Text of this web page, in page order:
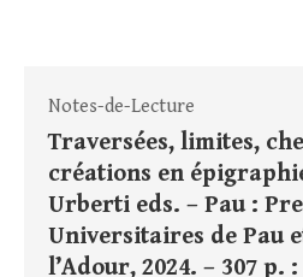
Notes-de-Lecture
Traversées, limites,
créations en
Urberti eds. – Pau :
Universitaires de Pau
l’Adour, 2024. – 307 p.